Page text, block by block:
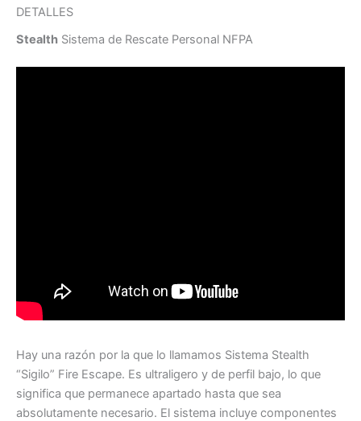
DETALLES
Stealth Sistema de Rescate Personal NFPA
Hay una razón por la que lo llamamos Sistema Stealth
“Sigilo” Fire Escape. Es ultraligero y de perfil bajo, lo que
significa que permanece apartado hasta que sea
absolutamente necesario. El sistema incluye componentes